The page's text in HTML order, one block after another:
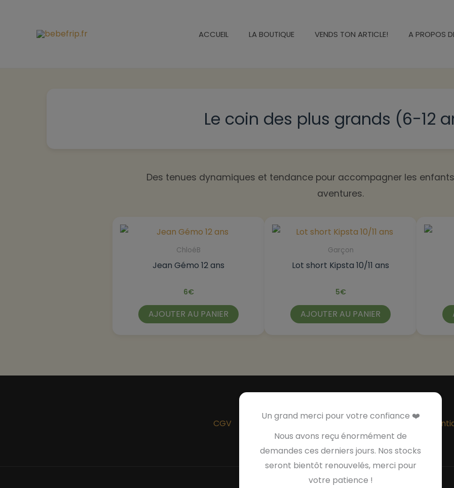
ACCUEIL LA BOUTIQUE VENDS TON ARTICLE! A PROPOS
Le coin des plus grands (6-12
Des tenues dynamiques et tendance pour accompagner les
aventures.
ChloéB
Jean Gémo 12 ans
6€
AJOUTER AU PANIER
Garçon
Lot short Kipsta 10/11 ans
5€
AJOUTER AU PANIER
Un grand merci pour votre confiance ❤️
Nous avons reçu énormément de
demandes ces derniers jours. Nos stocks
seront bientôt renouvelés, merci pour
votre patience !
CGV Politique de Remboursement Politique de